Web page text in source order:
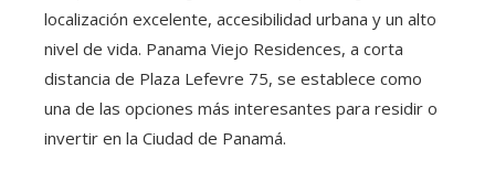
localización excelente, accesibilidad urbana y un alto
nivel de vida. Panama Viejo Residences, a corta
distancia de Plaza Lefevre 75, se establece como
una de las opciones más interesantes para residir o
invertir en la Ciudad de Panamá.